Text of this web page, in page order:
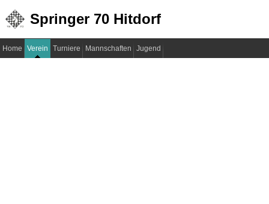
Springer 70 Hitdorf
Home Verein Turniere Mannschaften Jugend